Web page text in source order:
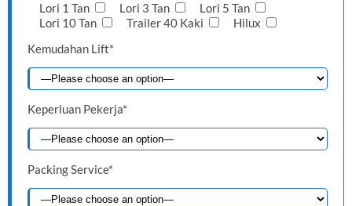
Lori 1 Tan
Lori 3 Tan
Lori 5 Tan
Lori 10 Tan
Trailer 40 Kaki
Hilux
Kemudahan Lift*
Keperluan Pekerja*
Packing Service*